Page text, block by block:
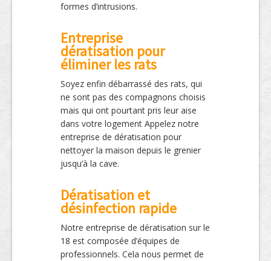
formes d’intrusions.
Entreprise
dératisation pour
éliminer les rats
Soyez enfin débarrassé des rats, qui
ne sont pas des compagnons choisis
mais qui ont pourtant pris leur aise
dans votre logement Appelez notre
entreprise de dératisation pour
nettoyer la maison depuis le grenier
jusqu’à la cave.
Dératisation et
désinfection rapide
Notre entreprise de dératisation sur le
18 est composée d’équipes de
professionnels. Cela nous permet de